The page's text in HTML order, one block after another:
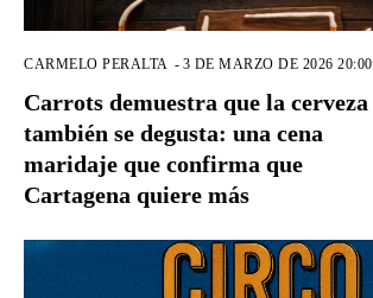
CARMELO PERALTA - 3 DE MARZO DE 2026 20:00
Carrots demuestra que la cerveza
también se degusta: una cena
maridaje que confirma que
Cartagena quiere más